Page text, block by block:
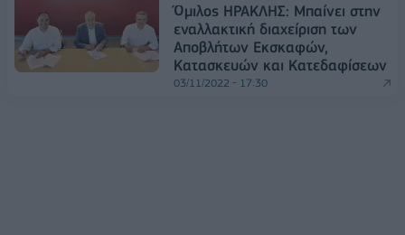
Όμιλος ΗΡΑΚΛΗΣ: Μπαίνει στην
εναλλακτική διαχείριση των
Αποβλήτων Εκσκαφών,
Κατασκευών και Κατεδαφίσεων
03/11/2022 - 17:30